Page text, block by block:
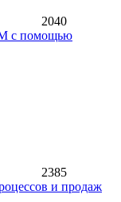
2040
с помощью
2385
и продаж